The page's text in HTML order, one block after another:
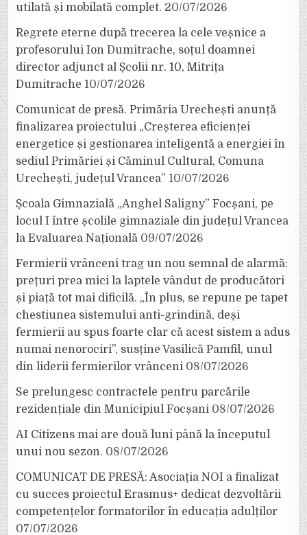
utilată și mobilată complet. 20/07/2026
Regrete eterne după trecerea la cele veșnice a
profesorului Ion Dumitrache, soțul doamnei
director adjunct al Școlii nr. 10, Mitrița
Dumitrache 10/07/2026
Comunicat de presă. Primăria Urechești anunță
finalizarea proiectului „Creșterea eficienței
energetice și gestionarea inteligentă a energiei în
sediul Primăriei și Căminul Cultural, Comuna
Urechești, județul Vrancea” 10/07/2026
Școala Gimnazială „Anghel Saligny” Focșani, pe
locul I între școlile gimnaziale din județul Vrancea
la Evaluarea Națională 09/07/2026
Fermierii vrânceni trag un nou semnal de alarmă:
prețuri prea mici la laptele vândut de producători
și piață tot mai dificilă. „În plus, se repune pe tapet
chestiunea sistemului anti-grindină, deși
fermierii au spus foarte clar că acest sistem a adus
numai nenorociri”, susține Vasilică Pamfil, unul
din liderii fermierilor vrânceni 08/07/2026
Se prelungesc contractele pentru parcările
rezidențiale din Municipiul Focșani 08/07/2026
AI Citizens mai are două luni până la începutul
unui nou sezon. 08/07/2026
COMUNICAT DE PRESĂ: Asociația NOI a finalizat
cu succes proiectul Erasmus+ dedicat dezvoltării
competențelor formatorilor în educația adulților
07/07/2026